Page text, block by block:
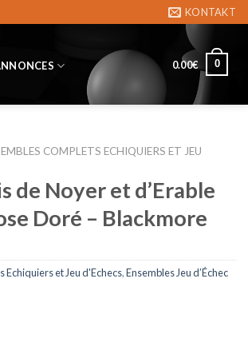
KONTAKT
0.00€ 0
COMPLETS ECHIQUIERS ET JEU
de Noyer et d’Erable
Doré – Blackmore
Echiquiers et Jeu d'Echecs,Ensembles Jeu d’Échec